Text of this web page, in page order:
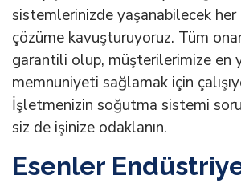
sistemlerinizde yaşanabilecek
çözüme kavuşturuyoruz. Tüm
garantili olup, müşterilerimize en
memnuniyeti sağlamak için
İşletmenizin soğutma sistemi
siz de işinize odaklanın.
Esenler